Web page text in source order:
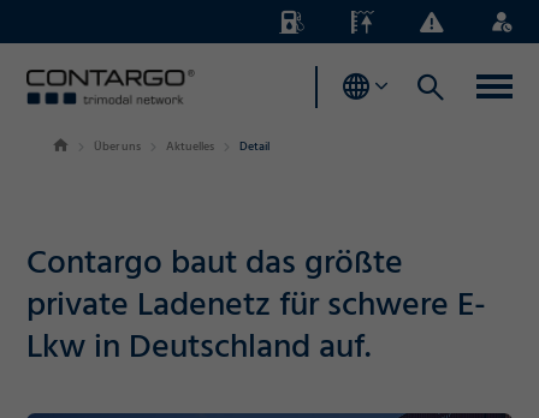
EnergiezuschlägePegelständeBusiness
News
Login
Über uns Aktuelles Detail
Contargo baut das größte
private Ladenetz für schwere E-
Lkw in Deutschland auf.